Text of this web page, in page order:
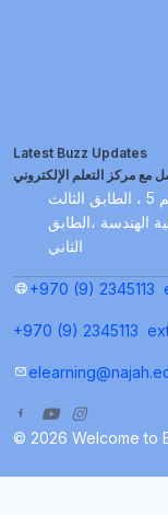
Latest Buzz Updates
مع مركز التعلم الإلكتروني
الهندسة ،الطابق
الثاني
+970 (9) 2345113
+970 (9) 2345113
© 2026 Welcome to